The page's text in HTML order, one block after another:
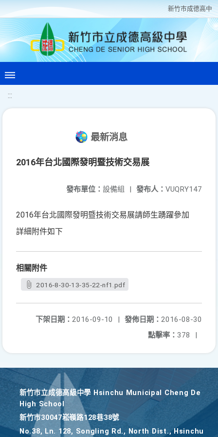
新竹巿成德高中
:::
最新消息
2016年台北國際發明暨技術交易展
發布人： VUQRY147
發布單位： 設備組 |
2016年台北國際發明暨技術交易展請師生踴躍參加
詳細附件如下
相關附件
2016-8-30-13-35-22-nf1.pdf
發佈日期： 2016-08-30
下架日期： 2016-09-10
|
點擊率： 378 |
新竹巿立成德高級中學 Hsinchu Municipal Cheng De
High School
新竹巿30047崧嶺路128巷38號
No.38, Ln. 128, Songling Rd., North Dist., Hsinchu